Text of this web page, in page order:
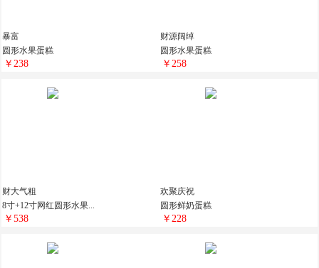
暴富
圆形水果蛋糕
￥238
财源阔绰
圆形水果蛋糕
￥258
财大气粗
8寸+12寸网红圆形水果...
￥538
欢聚庆祝
圆形鲜奶蛋糕
￥228